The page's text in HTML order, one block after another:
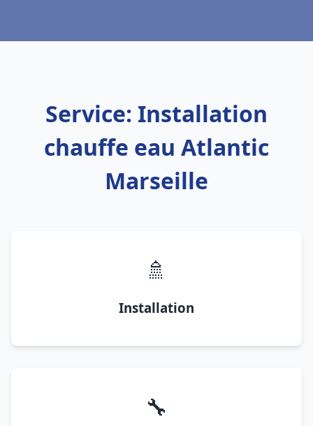
Service: Installation
chauffe eau Atlantic
Marseille
🚿
Installation
🔧